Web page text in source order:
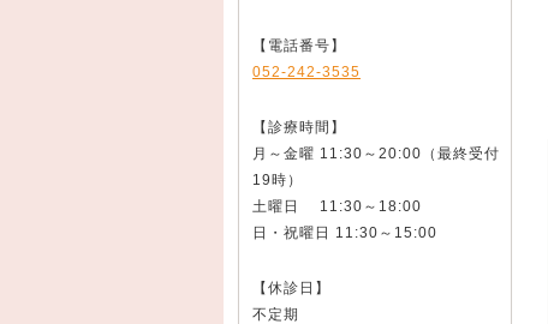
【電話番号】
052-242-3535
【診療時間】
月～金曜 11:30～20:00（最終受付
19時）
土曜日 11:30～18:00
日・祝曜日 11:30～15:00
【休診日】
不定期